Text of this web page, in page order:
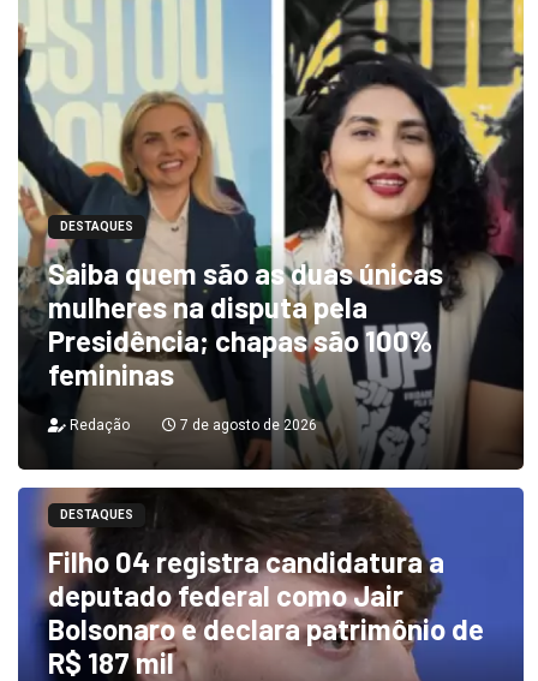
DESTAQUES
Saiba quem são as duas únicas
mulheres na disputa pela
Presidência; chapas são 100%
femininas
Redação 7 de agosto de 2026
DESTAQUES
Filho 04 registra candidatura a
deputado federal como Jair
Bolsonaro e declara patrimônio de
R$ 187 mil